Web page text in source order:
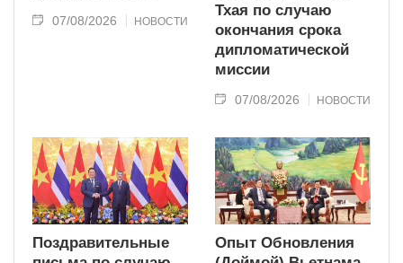
07/08/2026 НОВОСТИ
Тхая по случаю
окончания срока
дипломатической
миссии
07/08/2026 НОВОСТИ
Поздравительные
Опыт Обновления